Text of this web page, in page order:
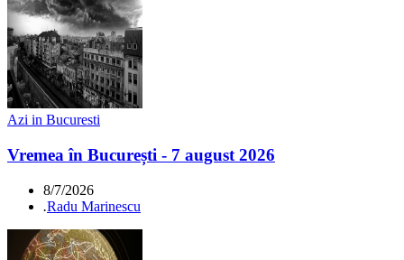
Azi in Bucuresti
Vremea în București - 7 august 2026
8/7/2026
.Radu Marinescu